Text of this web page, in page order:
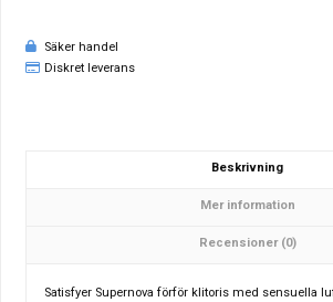
Säker handel
Diskret leverans
Beskrivning
Mer information
Recensioner (0)
Satisfyer Supernova förför klitoris med sensuella